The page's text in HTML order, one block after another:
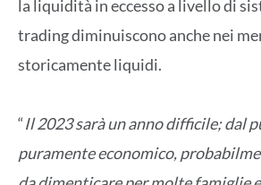
la liquidità in eccesso a livello di
trading diminuiscono anche nei
storicamente liquidi.
“Il 2023 sarà un anno difficile; dal
puramente economico,